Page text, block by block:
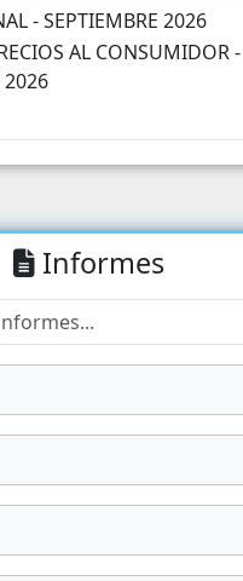
- SEPTIEMBRE 2026
AL CONSUMIDOR -
2026
Informes